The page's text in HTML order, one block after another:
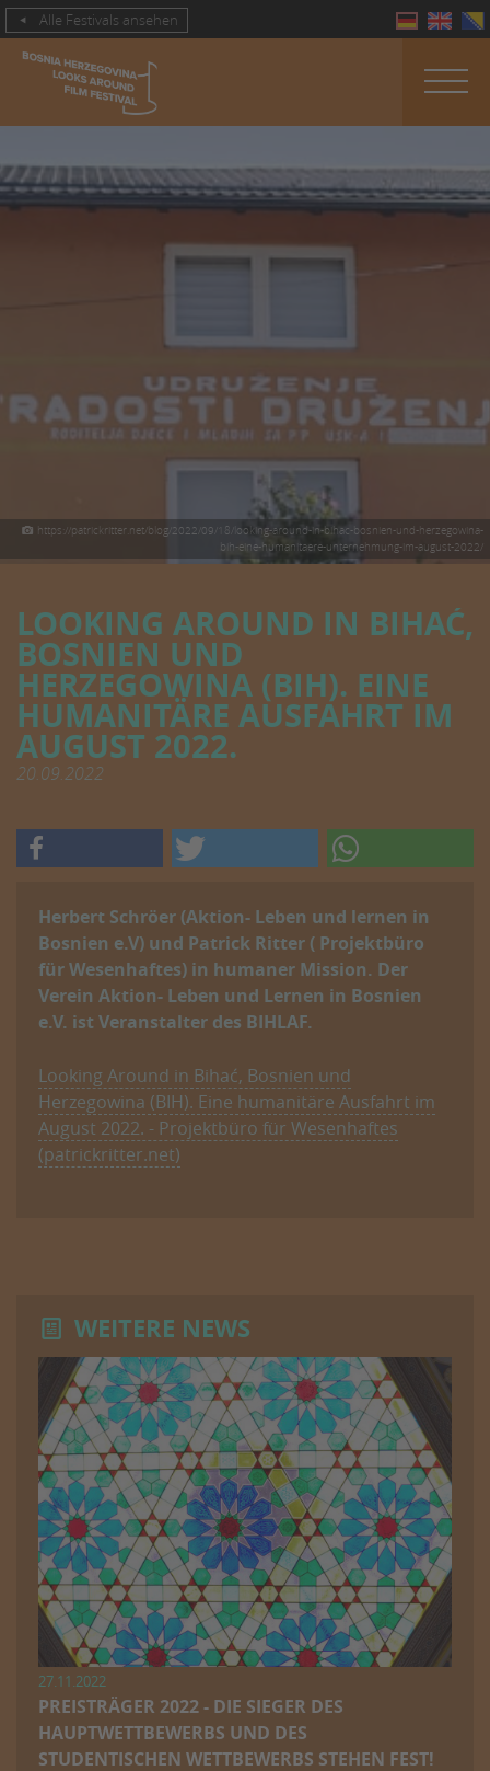
Alle Festivals ansehen
https://patrickritter.net/blog/2022/09/18/looking-around-in-bihac-bosnien-und-herzegowina-
bih-eine-humanitaere-unternehmung-im-august-2022/
LOOKING AROUND IN BIHAĆ,
BOSNIEN UND
HERZEGOWINA (BIH). EINE
HUMANITÄRE AUSFAHRT IM
AUGUST 2022.
20.09.2022
Herbert Schröer (Aktion- Leben und lernen in
Bosnien e.V) und Patrick Ritter ( Projektbüro
für Wesenhaftes) in humaner Mission. Der
Verein Aktion- Leben und Lernen in Bosnien
e.V. ist Veranstalter des BIHLAF.
Looking Around in Bihać, Bosnien und
Herzegowina (BIH). Eine humanitäre Ausfahrt im
August 2022. - Projektbüro für Wesenhaftes
(patrickritter.net)
WEITERE NEWS
27.11.2022
PREISTRÄGER 2022 - DIE SIEGER DES
HAUPTWETTBEWERBS UND DES
STUDENTISCHEN WETTBEWERBS STEHEN FEST!